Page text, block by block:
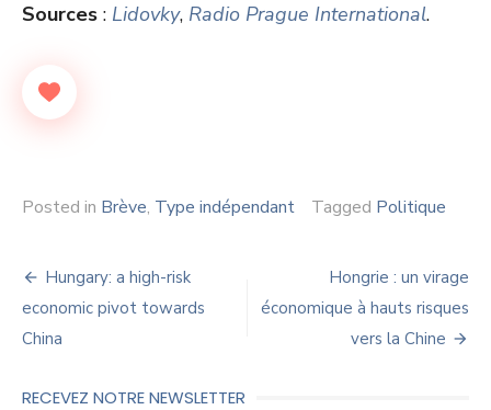
Sources : Lidovky, Radio Prague International.
Posted in Brève, Type indépendant Tagged Politique
Navigation
de
l’article
Hungary: a high-risk
economic pivot towards
China
Hongrie : un virage
économique à hauts risques
vers la Chine
RECEVEZ NOTRE NEWSLETTER